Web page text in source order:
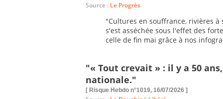
Source : Le Progrès
"Cultures en souffrance, rivières à
s'est asséchée sous l'effet des
celle de fin mai grâce à nos
"« Tout crevait » : il y a 50
nationale."
[ Risque Hebdo n°1019, 16/07/2026 ]